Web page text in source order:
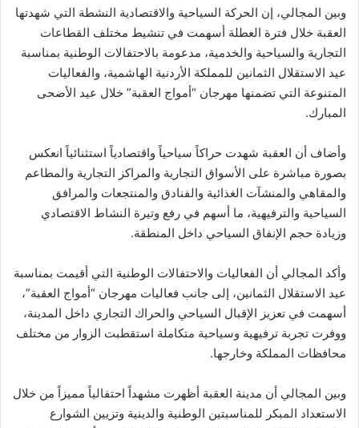
وبين المجالي، إن الحركة السياحية والاقتصادية النشطة التي شهدتها
العقبة خلال فترة العطلة أسهمت في تنشيط مختلف القطاعات
التجارية والسياحية والخدمية، مدعومة بالاحتفالات الوطنية بمناسبة
عيد الاستقلال الثمانين للمملكة الأردنية الهاشمية، والفعاليات
المتنوعة التي تضمنها مهرجان “أمواج العقبة” خلال عيد الأضحى
المبارك.
وأضاف أن العقبة شهدت حراكاً سياحياً واقتصادياً استثنائياً انعكس
بصورة مباشرة على الأسواق التجارية والمراكز التجارية والمطاعم
والمقاهي والمنشآت الغذائية والفنادق والمنتجعات والمرافق
السياحية والترفيهية، ما أسهم في رفع وتيرة النشاط الاقتصادي
وزيادة حجم الإنفاق السياحي داخل المنطقة.
وأكد المجالي أن الفعاليات والاحتفالات الوطنية التي أقيمت بمناسبة
عيد الاستقلال الثمانين، إلى جانب فعاليات مهرجان “أمواج العقبة”،
أسهمت في تعزيز الإقبال السياحي والحراك التجاري داخل المدينة،
ووفرت تجربة ترفيهية وسياحية متكاملة استقطبت الزوار من مختلف
محافظات المملكة وخارجها.
وبين المجالي أن مدينة العقبة أظهرت مشهداً احتفالياً مميزاً من خلال
الاستعداد المبكر للمناسبتين الوطنية والدينية وتزيين الشوارع